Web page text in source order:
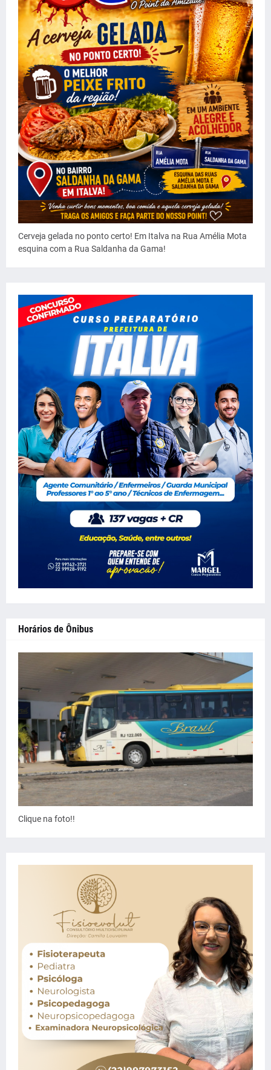
Cerveja gelada no ponto certo! Em Italva na Rua Amélia Mota
esquina com a Rua Saldanha da Gama!
Horários de Ônibus
Clique na foto!!